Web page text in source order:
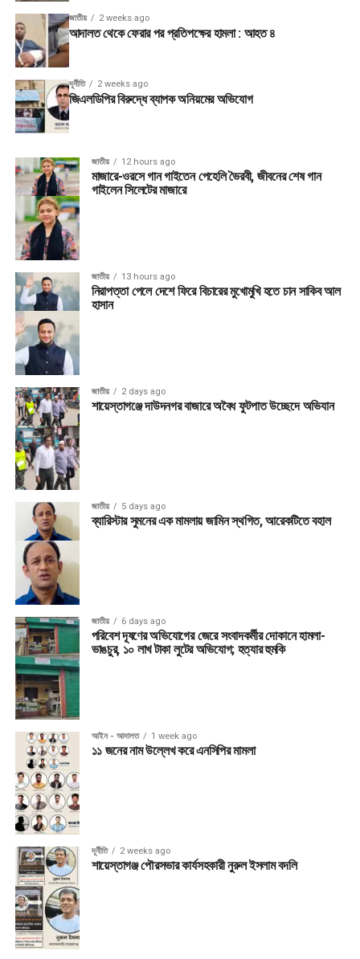
জাতীয় 2 weeks ago
আদালত থেকে ফেরার পর প্রতিপক্ষের হামলা : আহত ৪
দূর্নীতি 2 weeks ago
জিএলডিপির বিরুদ্ধে ব্যাপক অনিয়মের অভিযোগ
জাতীয় 12 hours ago
মাজারে-ওরসে গান গাইতেন পেহেলি ভৈরবী, জীবনের শেষ গান
গাইলেন সিলেটের মাজারে
জাতীয় 13 hours ago
নিরাপত্তা পেলে দেশে ফিরে বিচারের মুখোমুখি হতে চান সাকিব আল
হাসান
জাতীয় 2 days ago
শায়েস্তাগঞ্জে দাউদনগর বাজারে অবৈধ ফুটপাত উচ্ছেদে অভিযান
জাতীয় 5 days ago
ব্যারিস্টার সুমনের এক মামলায় জামিন স্থগিত, আরেকটিতে বহাল
জাতীয় 6 days ago
পরিবেশ দূষণের অভিযোগের জেরে সংবাদকর্মীর দোকানে হামলা-
ভাঙচুর, ১০ লাখ টাকা লুটের অভিযোগ; হত্যার হুমকি
আইন - আদালত 1 week ago
১১ জনের নাম উল্লেখ করে এনসিপির মামলা
দূর্নীতি 2 weeks ago
শায়েস্তাগঞ্জ পৌরসভার কার্যসহকারী নুরুল ইসলাম বদলি